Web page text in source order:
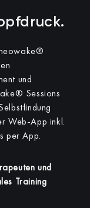
und
Sessions
Web-App inkl.
per App.
und
Training